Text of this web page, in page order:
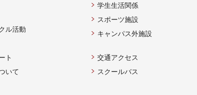
ル活動
ト
いて
学生生活関係
スポーツ施設
キャンパス外施設
交通アクセス
スクールバス